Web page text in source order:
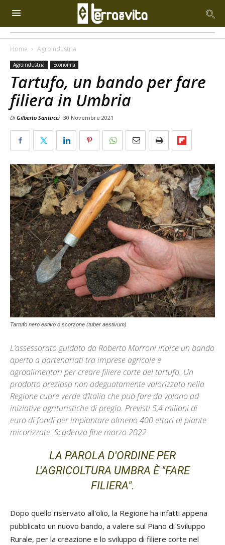
Home Agroindustria
Agroindustria Economia
Tartufo, un bando per fare
filiera in Umbria
Di Gilberto Santucci 30 Novembre 2021
Tartufo nero estivo o scorzone (tuber aestivum)
L’assessorato guidato da Roberto Morroni indice un bando
aperto a partenariati tra imprese agricole e
agroalimentari per creare filiere corte del tartufo. Un
prodotto prezioso non adeguatamente valorizzato nella
Regione cuore verde d’Italia che può fare da volano ad
iniziative agrituristiche di pregio. Previsti 5,4 milioni di
euro di fondi per impiantare almeno 400 ettari di piante
micorizzate. Scadenza fine marzo 2022
LA PAROLA D'ORDINE PER
L'AGRICOLTURA UMBRA È "FARE
FILIERA".
Dopo quello riservato all'olio, la Regione ha infatti appena
pubblicato un nuovo bando, a valere sul Piano di Sviluppo
Rurale, per la creazione e lo sviluppo di filiere corte nel